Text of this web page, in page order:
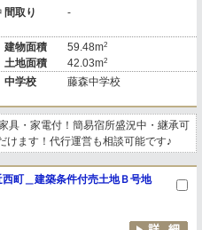
間取り -
建物面積
土地面積
59.48m2
42.03m2
中学校 藤森中学校
具・家電付！簡易宿所盛況中・継承可
けます！代行運営も相談可能です♪
西町＿建築条件付売土地Ｂ号地